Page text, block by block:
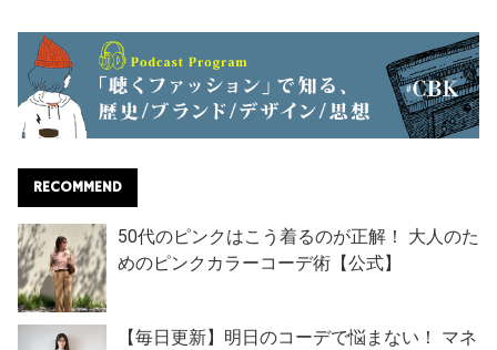
RECOMMEND
50代のピンクはこう着るのが正解！ 大人のた
めのピンクカラーコーデ術【公式】
【毎日更新】明日のコーデで悩まない！ マネ